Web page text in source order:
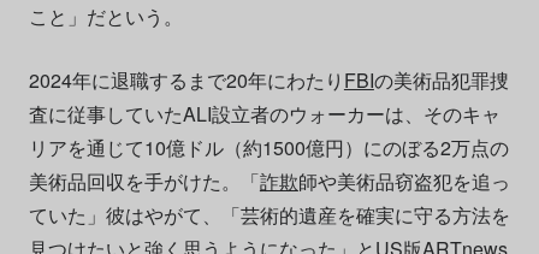
こと」だという。
2024年に退職するまで20年にわたり FBIの美術品犯罪捜
査に従事していたALI設立者のウォーカーは、そのキャ
リアを通じて10億ドル（約1500億円）にのぼる2万点の
美術品回収を手がけた。「詐欺師や美術品窃盗犯を追っ
ていた」彼はやがて、「芸術的遺産を確実に守る方法を
見つけたいと強く思うようになった」とUS版ARTnews